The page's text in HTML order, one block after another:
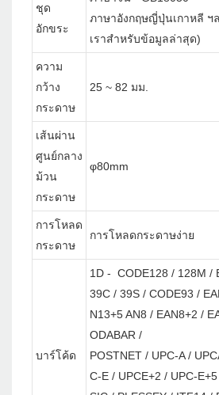
ชุด
อักขระ
ภาษาอังกฤษญี่ปุ่นเกาหลี ฯ
เราสำหรับข้อมูลล่าสุด)
ความ
กว้าง
กระดาษ
25 ~ 82 มม.
เส้นผ่าน
ศูนย์กลาง
ม้วน
กระดาษ
φ80mm
การโหลด
กระดาษ
การโหลดกระดาษง่าย
บาร์โค้ด
1D - CODE128 / 128M /
39C / 39S / CODE93 /
N13+5 AN8 / EAN8+2 /
ODABAR /
POSTNET / UPC-A /
C-E / UPCE+2 / UPC-